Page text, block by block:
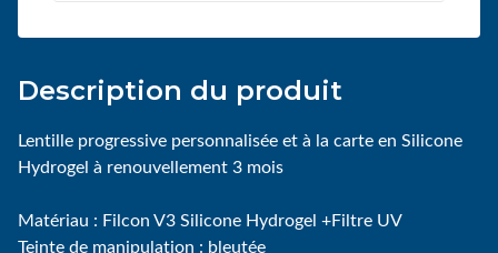
Description du produit
Lentille progressive personnalisée et à la carte en Silicone
Hydrogel à renouvellement 3 mois
Matériau : Filcon V3 Silicone Hydrogel +Filtre UV
Teinte de manipulation : bleutée